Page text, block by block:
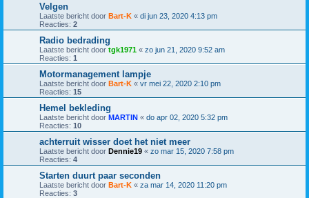
Velgen
Laatste bericht door Bart-K « di jun 23, 2020 4:13 pm
Reacties: 2
Radio bedrading
Laatste bericht door tgk1971 « zo jun 21, 2020 9:52 am
Reacties: 1
Motormanagement lampje
Laatste bericht door Bart-K « vr mei 22, 2020 2:10 pm
Reacties: 15
Hemel bekleding
Laatste bericht door MARTIN « do apr 02, 2020 5:32 pm
Reacties: 10
achterruit wisser doet het niet meer
Laatste bericht door Dennie19 « zo mar 15, 2020 7:58 pm
Reacties: 4
Starten duurt paar seconden
Laatste bericht door Bart-K « za mar 14, 2020 11:20 pm
Reacties: 3